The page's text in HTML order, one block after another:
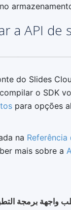
a API de
do Slides
o SDK
para opções
na Referência
mais sobre a